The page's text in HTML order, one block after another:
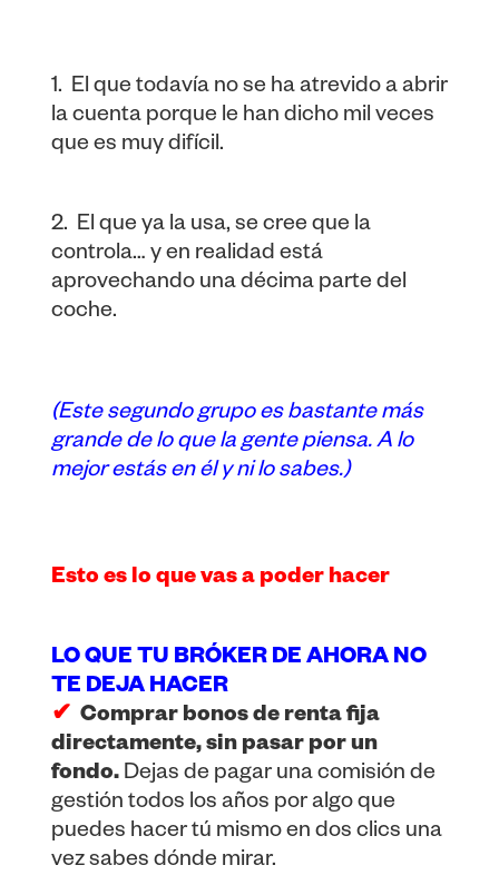
1. El que todavía no se ha atrevido a abrir
la cuenta porque le han dicho mil veces
que es muy difícil.
2. El que ya la usa, se cree que la
controla… y en realidad está
aprovechando una décima parte del
coche.
(Este segundo grupo es bastante más
grande de lo que la gente piensa. A lo
mejor estás en él y ni lo sabes.)
Esto es lo que vas a poder hacer
LO QUE TU BRÓKER DE AHORA NO
TE DEJA HACER
✔ Comprar bonos de renta fija
directamente, sin pasar por un
fondo. Dejas de pagar una comisión de
gestión todos los años por algo que
puedes hacer tú mismo en dos clics una
vez sabes dónde mirar.